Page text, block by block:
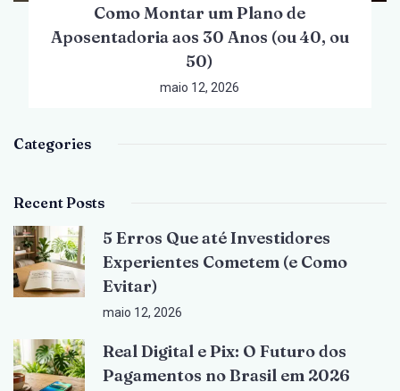
Como Montar um Plano de
Aposentadoria aos 30 Anos (ou 40, ou
50)
maio 12, 2026
Categories
Recent Posts
5 Erros Que até Investidores
Experientes Cometem (e Como
Evitar)
maio 12, 2026
Real Digital e Pix: O Futuro dos
Pagamentos no Brasil em 2026